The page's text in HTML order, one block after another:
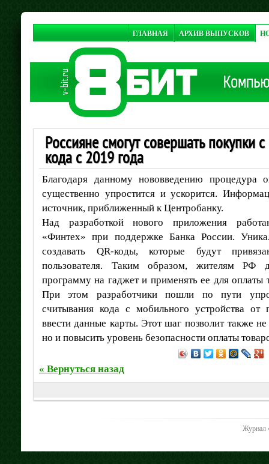
ГЛАВНАЯ АРХИВ ВЫПУСКОВ
Россияне смогут совершать покупки
кода с 2019 года
Благодаря данному нововведению процедура
существенно упростится и ускорится.
источник, приближенный к Центробанку.
Над разработкой нового приложения
«Финтех» при поддержке Банка России.
создавать QR-коды, которые будут
пользователя. Таким образом, жителям РФ
программу на гаджет и применять ее для оплаты
При этом разработчики пошли по пути
считывания кода с мобильного устройства от
ввести данные карты. Этот шаг позволит также
но и повысить уровень безопасности оплаты
« Вернуться назад
Журнал